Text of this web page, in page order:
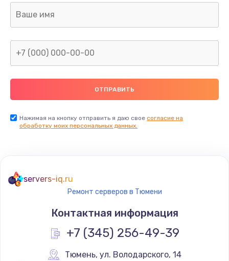
Нажимая на кнопку отправить я даю свое согласие на
обработку моих персональных данных.
servers-iq.ru
Ремонт серверов в Тюмени
Контактная информация
+7 (345) 256-49-39
Тюмень, ул. Володарского, 14